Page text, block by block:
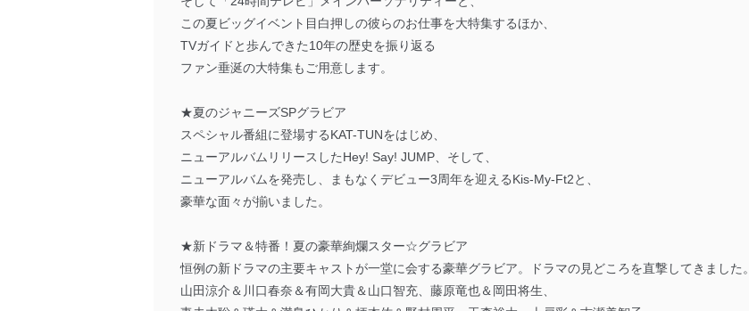
この夏ビッグイベント目白押しの彼らのお仕事を大特集するほか、
TVガイドと歩んできた10年の歴史を振り返る
ファン垂涎の大特集もご用意します。
★夏のジャニーズSPグラビア
スペシャル番組に登場するKAT-TUNをはじめ、
ニューアルバムリリースしたHey! Say! JUMP、そして、
ニューアルバムを発売し、まもなくデビュー3周年を迎えるKis-My-Ft2と、
豪華な面々が揃いました。
★新ドラマ＆特番！夏の豪華絢爛スター☆グラビア
恒例の新ドラマの主要キャストが一堂に会する豪華グラビア。ドラマの見どころを直撃してきました。
山田涼介＆川口春奈＆有岡大貴＆山口智充、藤原竜也＆岡田将生、